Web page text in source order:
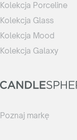
Kolekcja Porceline
Kolekcja Glass
Kolekcja Mood
Kolekcja Galaxy
Poznaj markę